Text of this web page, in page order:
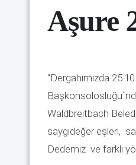
Aşure
“Dergahımızda
Waldbreitbach
saygıdeğer eşleri,
Dedemiz ve farklı